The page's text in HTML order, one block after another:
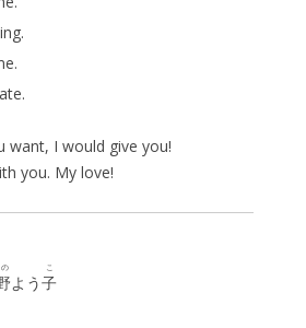
want, I would give you!
you. My love!
よう子
こ